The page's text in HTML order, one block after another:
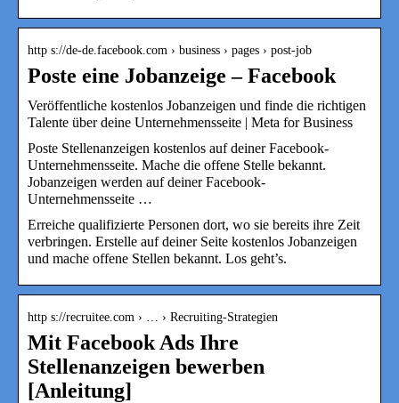
http s://de-de.facebook.com › business › pages › post-job
Poste eine Jobanzeige – Facebook
Veröffentliche kostenlos Jobanzeigen und finde die richtigen
Talente über deine Unternehmensseite | Meta for Business
Poste Stellenanzeigen kostenlos auf deiner Facebook-
Unternehmensseite. Mache die offene Stelle bekannt.
Jobanzeigen werden auf deiner Facebook-
Unternehmensseite …
Erreiche qualifizierte Personen dort, wo sie bereits ihre Zeit
verbringen. Erstelle auf deiner Seite kostenlos Jobanzeigen
und mache offene Stellen bekannt. Los geht’s.
http s://recruitee.com › … › Recruiting-Strategien
Mit Facebook Ads Ihre
Stellenanzeigen bewerben
[Anleitung]